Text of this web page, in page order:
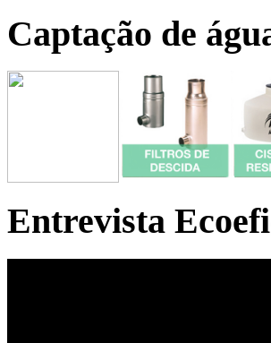
Captação de
Entrevista